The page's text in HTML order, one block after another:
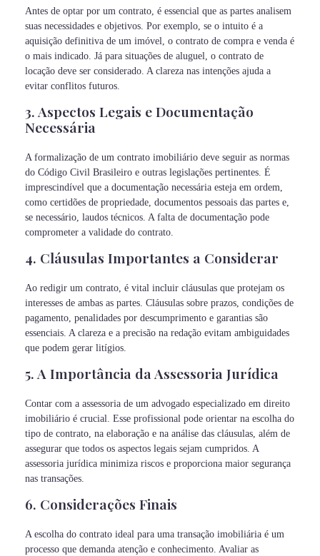
Antes de optar por um contrato, é essencial que as partes analisem
suas necessidades e objetivos. Por exemplo, se o intuito é a
aquisição definitiva de um imóvel, o contrato de compra e venda é
o mais indicado. Já para situações de aluguel, o contrato de
locação deve ser considerado. A clareza nas intenções ajuda a
evitar conflitos futuros.
3. Aspectos Legais e Documentação
Necessária
A formalização de um contrato imobiliário deve seguir as normas
do Código Civil Brasileiro e outras legislações pertinentes. É
imprescindível que a documentação necessária esteja em ordem,
como certidões de propriedade, documentos pessoais das partes e,
se necessário, laudos técnicos. A falta de documentação pode
comprometer a validade do contrato.
4. Cláusulas Importantes a Considerar
Ao redigir um contrato, é vital incluir cláusulas que protejam os
interesses de ambas as partes. Cláusulas sobre prazos, condições de
pagamento, penalidades por descumprimento e garantias são
essenciais. A clareza e a precisão na redação evitam ambiguidades
que podem gerar litígios.
5. A Importância da Assessoria Jurídica
Contar com a assessoria de um advogado especializado em direito
imobiliário é crucial. Esse profissional pode orientar na escolha do
tipo de contrato, na elaboração e na análise das cláusulas, além de
assegurar que todos os aspectos legais sejam cumpridos. A
assessoria jurídica minimiza riscos e proporciona maior segurança
nas transações.
6. Considerações Finais
A escolha do contrato ideal para uma transação imobiliária é um
processo que demanda atenção e conhecimento. Avaliar as